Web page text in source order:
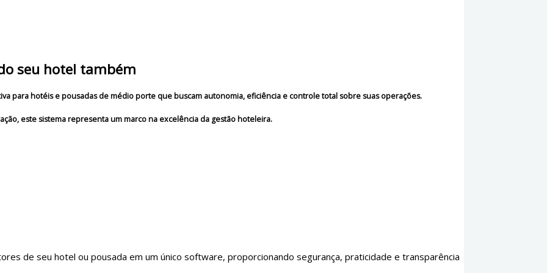
seu hotel também
para hotéis e pousadas de médio porte que buscam autonomia, eficiência e controle total sobre suas operações.
este sistema representa um marco na excelência da gestão hoteleira.
de seu hotel ou pousada em um único software, proporcionando segurança, praticidade e transparência